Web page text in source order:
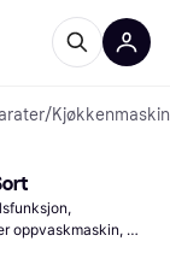
/
oppvaskmaskin,